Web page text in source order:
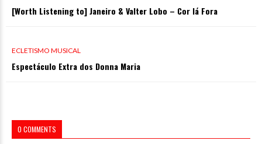
[Worth Listening to] Janeiro & Valter Lobo – Cor lá Fora
ECLETISMO MUSICAL
Espectáculo Extra dos Donna Maria
0 COMMENTS